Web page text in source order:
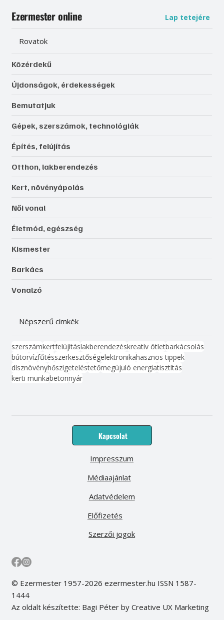
Ezermester online Lap tetejére
Rovatok
Közérdekű
Újdonságok, érdekességek
Bemutatjuk
Gépek, szerszámok, technológiák
Építés, felújítás
Otthon, lakberendezés
Kert, növényápolás
Női vonal
Életmód, egészség
Kismester
Barkács
Vonalzó
Népszerű címkék
szerszámkertfelújításlakberendezéskreatív ötletbarkácsolás
bútorvízfűtésszerkesztőségelektronikahasznos tippek
dísznövényhőszigeteléstetőmegújuló energiatisztítás
kerti munkabetonnyár
Kapcsolat
Médiaajánlat
Előfizetés
Impresszum
Adatvédelem
Szerzői jogok
© Ezermester 1957-2026 ezermester.hu ISSN 1587-
1444
Az oldalt készítette: Bagi Péter by Creative UX Marketing